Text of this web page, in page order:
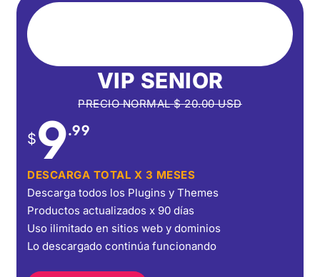
VIP SENIOR
PRECIO NORMAL$20.00USD
$9.99
DESCARGA TOTAL X 3 MESES
Descarga todos los Plugins y Themes
Productos actualizados x 90 días
Uso ilimitado en sitios web y dominios
Lo descargado continúa funcionando